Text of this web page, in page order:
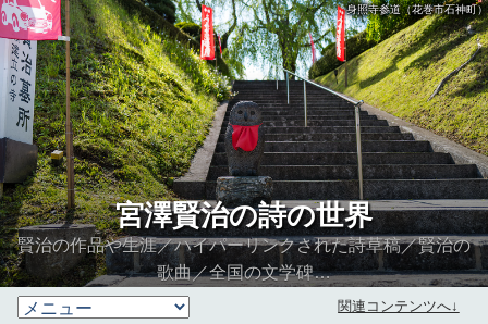
身照寺参道（花巻市石神町）
宮澤賢治の詩の世界
賢治の作品や生涯／ハイパーリンクされた詩草稿／賢治の
歌曲／全国の文学碑…
関連コンテンツへ↓